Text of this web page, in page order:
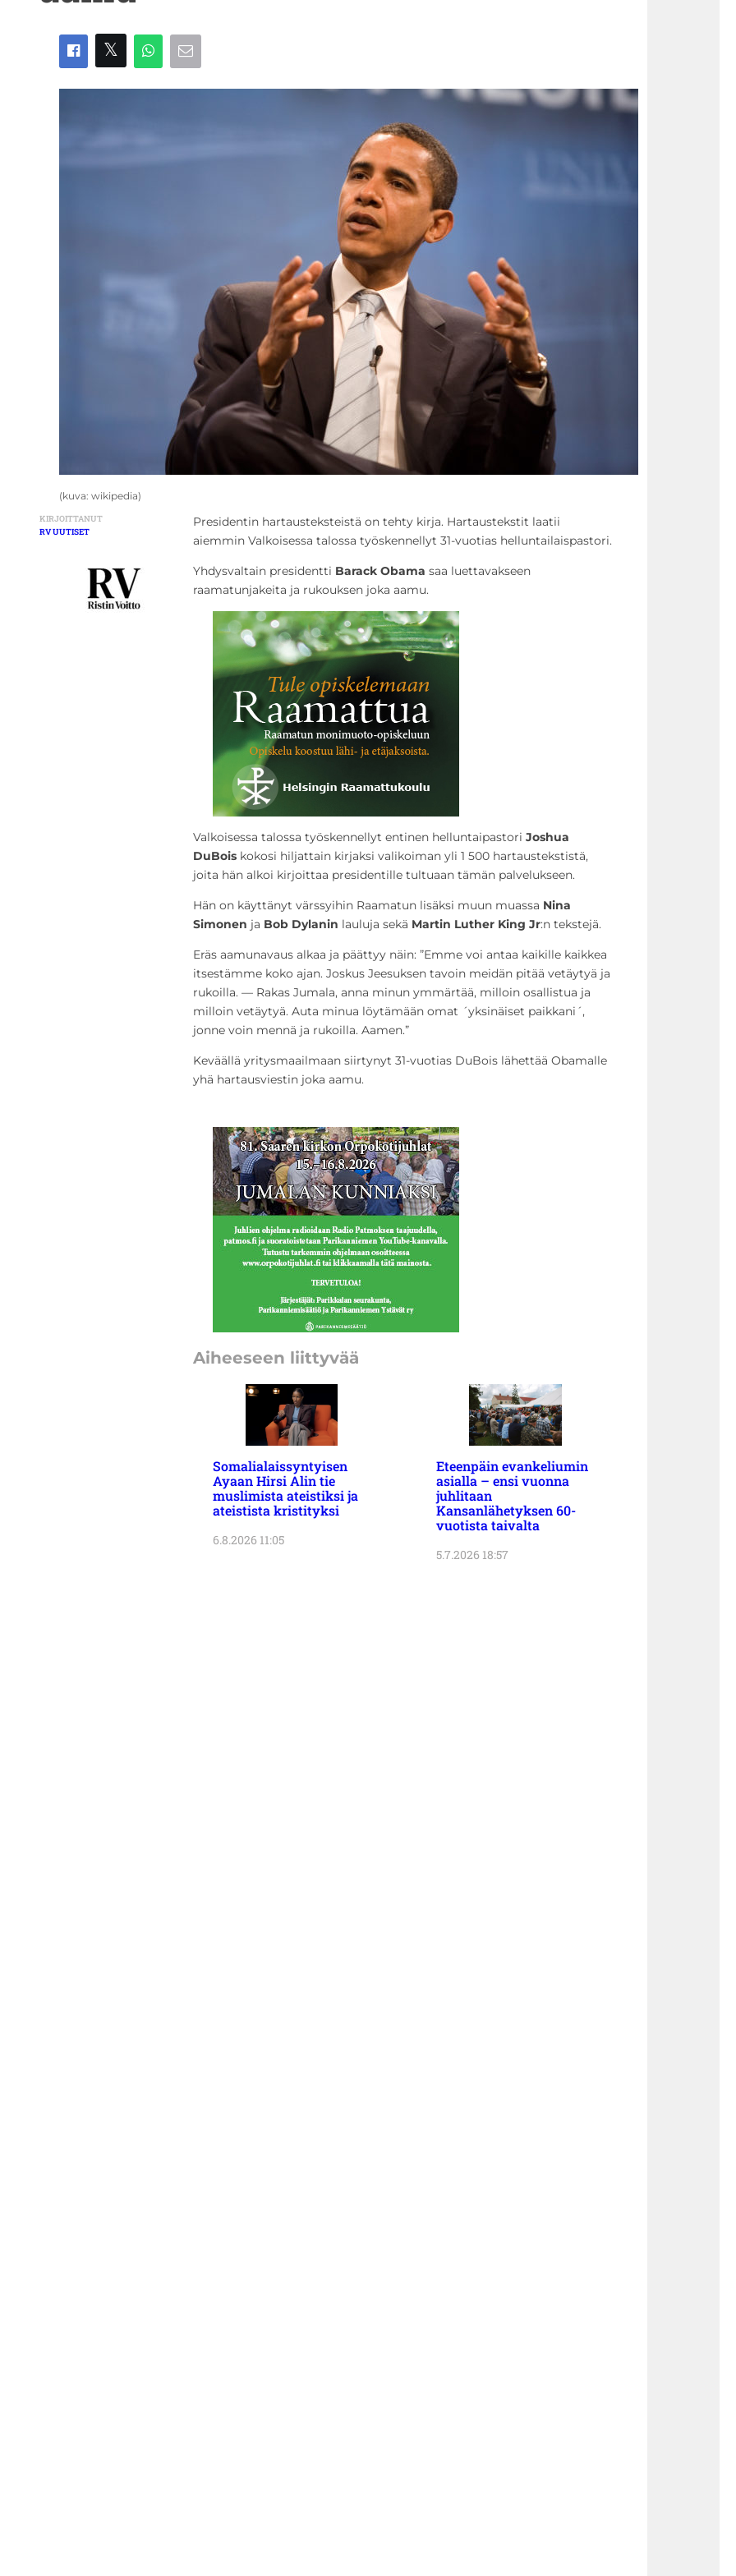
(kuva: wikipedia)
KIRJOITTANUT
RV UUTISET
Presidentin hartausteksteistä on tehty kirja. Hartaustekstit laatii
aiemmin Valkoisessa talossa työskennellyt 31-vuotias helluntailaispastori.
Yhdysvaltain presidentti Barack Obama saa luettavakseen
raamatunjakeita ja rukouksen joka aamu.
Valkoisessa talossa työskennellyt entinen helluntaipastori Joshua
DuBoiskokosi hiljattain kirjaksi valikoiman yli 1 500 hartaustekstistä,
joita hän alkoi kirjoittaa presidentille tultuaan tämän palvelukseen.
Hän on käyttänyt värssyihin Raamatun lisäksi muun muassa Nina
Simonen ja Bob Dylanin lauluja sekä Martin Luther King Jr:n tekstejä.
Eräs aamunavaus alkaa ja päättyy näin: ”Emme voi antaa kaikille kaikkea
itsestämme koko ajan. Joskus Jeesuksen tavoin meidän pitää vetäytyä ja
rukoilla. — Rakas Jumala, anna minun ymmärtää, milloin osallistua ja
milloin vetäytyä. Auta minua löytämään omat ´yksinäiset paikkani´,
jonne voin mennä ja rukoilla. Aamen.”
Keväällä yritysmaailmaan siirtynyt 31-vuotias DuBois lähettää Obamalle
yhä hartausviestin joka aamu.
Aiheeseen liittyvää
Somalialaissyntyisen
Ayaan Hirsi Alin tie
muslimista ateistiksi ja
ateistista kristityksi
6.8.2026 11:05
Eteenpäin evankeliumin
asialla – ensi vuonna
juhlitaan
Kansanlähetyksen 60-
vuotista taivalta
5.7.2026 18:57